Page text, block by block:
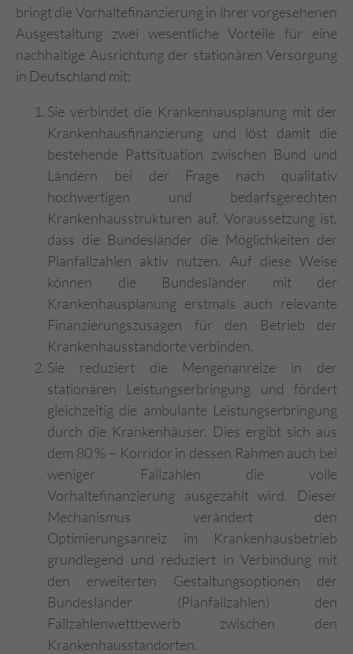
bringt die Vorhaltefinanzierung in ihrer vorgesehenen
Ausgestaltung zwei wesentliche Vorteile für eine
nachhaltige Ausrichtung der stationären Versorgung
in Deutschland mit:
Sie verbindet die Krankenhausplanung mit der
Krankenhausfinanzierung und löst damit die
bestehende Pattsituation zwischen Bund und
Ländern bei der Frage nach qualitativ
hochwertigen und bedarfsgerechten
Krankenhausstrukturen auf. Voraussetzung ist,
dass die Bundesländer die Möglichkeiten der
Planfallzahlen aktiv nutzen. Auf diese Weise
können die Bundesländer mit der
Krankenhausplanung erstmals auch relevante
Finanzierungszusagen für den Betrieb der
Krankenhausstandorte verbinden.
Sie reduziert die Mengenanreize in der
stationären Leistungserbringung und fördert
gleichzeitig die ambulante Leistungserbringung
durch die Krankenhäuser. Dies ergibt sich aus
dem 80 % – Korridor in dessen Rahmen auch bei
weniger Fallzahlen die volle
Vorhaltefinanzierung ausgezahlt wird. Dieser
Mechanismus verändert den
Optimierungsanreiz im Krankenhausbetrieb
grundlegend und reduziert in Verbindung mit
den erweiterten Gestaltungsoptionen der
Bundesländer (Planfallzahlen) den
Fallzahlenwettbewerb zwischen den
Krankenhausstandorten.